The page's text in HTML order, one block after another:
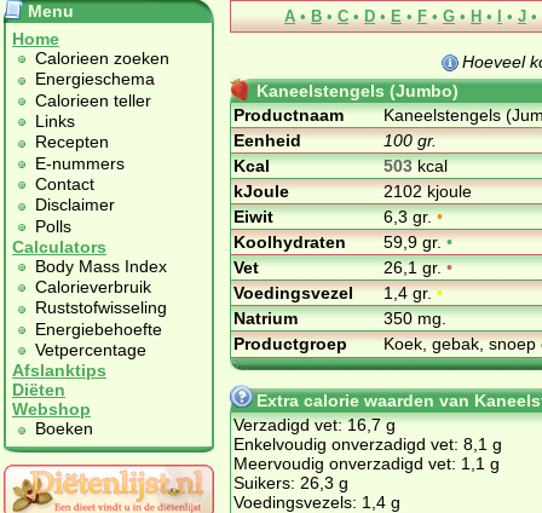
Menu
Home
Calorieen zoeken
Energieschema
Calorieen teller
Links
Recepten
E-nummers
Contact
Disclaimer
Polls
Calculators
Body Mass Index
Calorieverbruik
Ruststofwisseling
Energiebehoefte
Vetpercentage
Afslanktips
Diëten
Webshop
Boeken
A • B • C • D • E • F • G • H • I • J •
Hoeveel
Kaneelstengels (Jumbo)
Productnaam
Kaneelstengels
Eenheid
100 gr.
Kcal
503kcal
kJoule
2102 kjoule
Eiwit
6,3 gr.•
Koolhydraten
59,9 gr.•
Vet
26,1 gr.•
Voedingsvezel
1,4 gr.•
Natrium
350 mg.
Productgroep
Koek, gebak,
Extra calorie waarden van
Verzadigd vet: 16,7 g
Enkelvoudig onverzadigd vet: 8,1 g
Meervoudig onverzadigd vet: 1,1 g
Suikers: 26,3 g
Voedingsvezels: 1,4 g